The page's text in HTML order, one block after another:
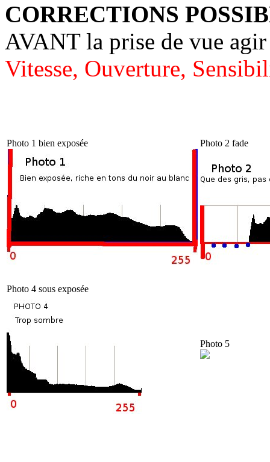
CORRECTIONS
AVANT la prise de vue
Vitesse, Ouverture,
Photo 1 bien exposée Photo 2 fade
Photo 4 sous exposée
Photo 5